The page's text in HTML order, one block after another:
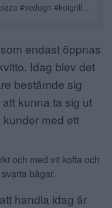
endast öppnas
Idag blev det
bestämde sig
kunna ta sig ut
med ett
handla idag är